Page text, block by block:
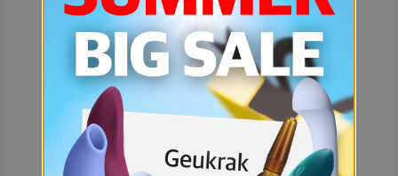
예상치 못한 에러입니다.